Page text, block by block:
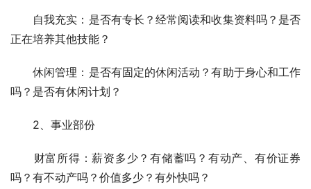
自我充实：是否有专长？经常阅读和收集资料吗？是否
正在培养其他技能？
休闲管理：是否有固定的休闲活动？有助于身心和工作
吗？是否有休闲计划？
2、事业部份
财富所得：薪资多少？有储蓄吗？有动产、有价证券
吗？有不动产吗？价值多少？有外快吗？